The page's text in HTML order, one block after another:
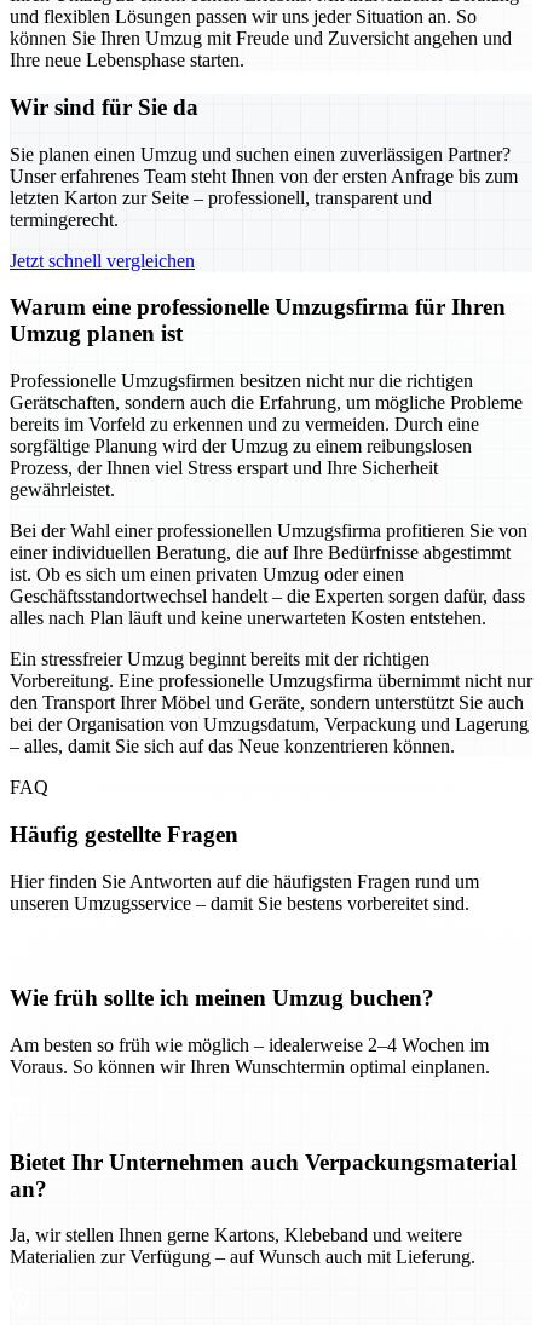
und flexiblen Lösungen passen wir uns jeder Situation an. So
können Sie Ihren Umzug mit Freude und Zuversicht angehen und
Ihre neue Lebensphase starten.
Wir sind für Sie da
Sie planen einen Umzug und suchen einen zuverlässigen Partner?
Unser erfahrenes Team steht Ihnen von der ersten Anfrage bis zum
letzten Karton zur Seite – professionell, transparent und
termingerecht.
Jetzt schnell vergleichen
Warum eine professionelle Umzugsfirma für Ihren
Umzug planen ist
Professionelle Umzugsfirmen besitzen nicht nur die richtigen
Gerätschaften, sondern auch die Erfahrung, um mögliche Probleme
bereits im Vorfeld zu erkennen und zu vermeiden. Durch eine
sorgfältige Planung wird der Umzug zu einem reibungslosen
Prozess, der Ihnen viel Stress erspart und Ihre Sicherheit
gewährleistet.
Bei der Wahl einer professionellen Umzugsfirma profitieren Sie von
einer individuellen Beratung, die auf Ihre Bedürfnisse abgestimmt
ist. Ob es sich um einen privaten Umzug oder einen
Geschäftsstandortwechsel handelt – die Experten sorgen dafür, dass
alles nach Plan läuft und keine unerwarteten Kosten entstehen.
Ein stressfreier Umzug beginnt bereits mit der richtigen
Vorbereitung. Eine professionelle Umzugsfirma übernimmt nicht nur
den Transport Ihrer Möbel und Geräte, sondern unterstützt Sie auch
bei der Organisation von Umzugsdatum, Verpackung und Lagerung
– alles, damit Sie sich auf das Neue konzentrieren können.
FAQ
Häufig gestellte Fragen
Hier finden Sie Antworten auf die häufigsten Fragen rund um
unseren Umzugsservice – damit Sie bestens vorbereitet sind.
Wie früh sollte ich meinen Umzug buchen?
Am besten so früh wie möglich – idealerweise 2–4 Wochen im
Voraus. So können wir Ihren Wunschtermin optimal einplanen.
Bietet Ihr Unternehmen auch Verpackungsmaterial
an?
Ja, wir stellen Ihnen gerne Kartons, Klebeband und weitere
Materialien zur Verfügung – auf Wunsch auch mit Lieferung.